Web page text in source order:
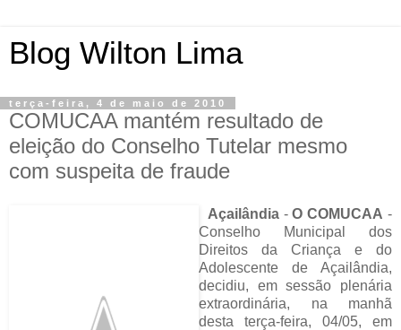
Blog Wilton Lima
terça-feira, 4 de maio de 2010
COMUCAA mantém resultado de
eleição do Conselho Tutelar mesmo
com suspeita de fraude
Açailândia-O COMUCAA -
Conselho Municipal dos
Direitos da Criança e do
Adolescente de Açailândia,
decidiu, em sessão plenária
extraordinária, na manhã
desta terça-feira, 04/05, em